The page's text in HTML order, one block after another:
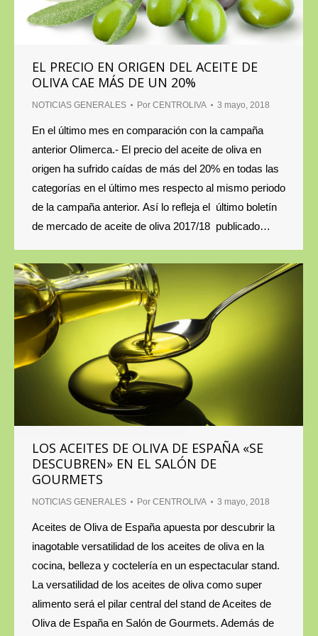
EL PRECIO EN ORIGEN DEL ACEITE DE
OLIVA CAE MÁS DE UN 20%
NOTICIAS GENERALES Por CENTROLIVA 3 mayo, 2018
En el último mes en comparación con la campaña
anterior Olimerca.- El precio del aceite de oliva en
origen ha sufrido caídas de más del 20% en todas las
categorías en el último mes respecto al mismo periodo
de la campaña anterior. Así lo refleja el último boletín
de mercado de aceite de oliva 2017/18 publicado…
LOS ACEITES DE OLIVA DE ESPAÑA «SE
DESCUBREN» EN EL SALÓN DE
GOURMETS
NOTICIAS GENERALES Por CENTROLIVA 3 mayo, 2018
Aceites de Oliva de España apuesta por descubrir la
inagotable versatilidad de los aceites de oliva en la
cocina, belleza y coctelería en un espectacular stand.
La versatilidad de los aceites de oliva como super
alimento será el pilar central del stand de Aceites de
Oliva de España en Salón de Gourmets. Además de